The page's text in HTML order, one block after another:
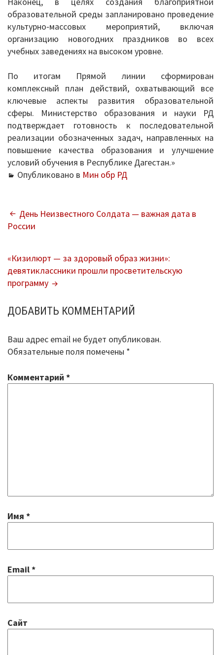
Механизмы управления качеством
образования
2020/2021 учебный год
2021/2022 учебный год
Аналитическая справка
Летний лагерь
Снижение документационной нагрузки
Управление и надзор в сфере
образования
Каталог художественной литературы
Справки по проверкам
План мероприятий
Методические рекомендации
Контакты
Для сведения
образовательной среды запланировано проведение
культурно‑массовых мероприятий, включая
организацию новогодних праздников во всех
учебных заведениях на высоком уровне.
По итогам Прямой линии сформирован
комплексный план действий, охватывающий все
ключевые аспекты развития образовательной
сферы. Министерство образования и науки РД
подтверждает готовность к последовательной
реализации обозначенных задач, направленных на
повышение качества образования и улучшение
условий обучения в Республике Дагестан.»
Опубликовано в Мин обр РД
НАВИГАЦИЯ
ПО
День Неизвестного Солдата — важная дата в
России
«Кизилюрт — за здоровый образ жизни»:
девятиклассники прошли просветительскую
программу
ДОБАВИТЬ КОММЕНТАРИЙ
Ваш адрес email не будет опубликован.
Обязательные поля помечены *
Комментарий *
Имя *
Email*
Сайт